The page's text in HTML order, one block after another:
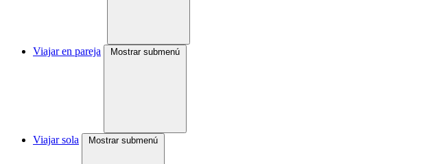
Viajar en pareja Mostrar submenú
Viajar sola Mostrar submenú